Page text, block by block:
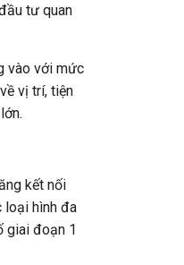
tư quan
vào với mức
vị trí, tiện
kết nối
loại hình đa
giai đoạn 1